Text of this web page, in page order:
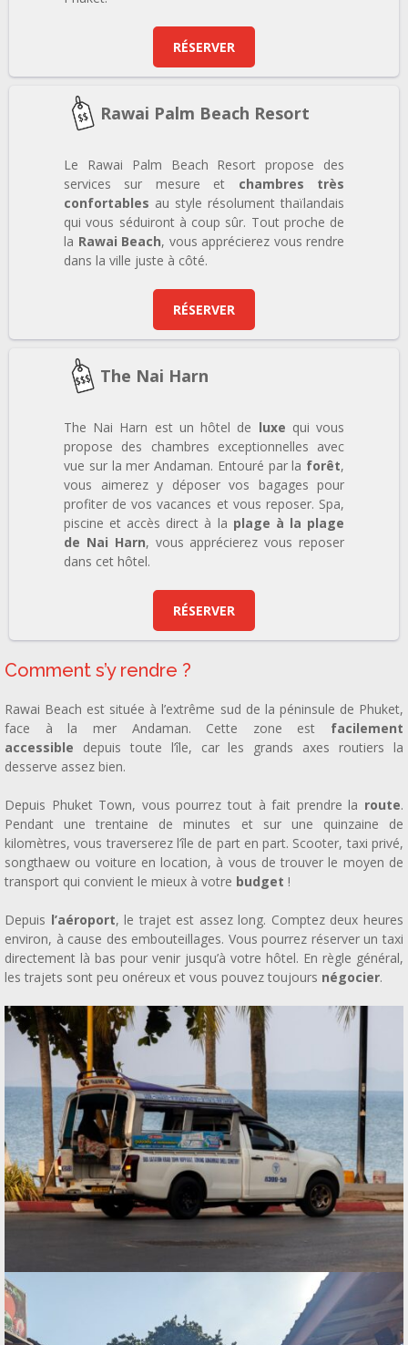
RÉSERVER
Rawai Palm Beach Resort
Le Rawai Palm Beach Resort propose des
services sur mesure et chambres très
confortables au style résolument thaïlandais
qui vous séduiront à coup sûr. Tout proche de
la Rawai Beach, vous apprécierez vous rendre
dans la ville juste à côté.
RÉSERVER
The Nai Harn
The Nai Harn est un hôtel de luxe qui vous
propose des chambres exceptionnelles avec
vue sur la mer Andaman. Entouré par la forêt,
vous aimerez y déposer vos bagages pour
profiter de vos vacances et vous reposer. Spa,
piscine et accès direct à la plage à la plage
de Nai Harn, vous apprécierez vous reposer
dans cet hôtel.
RÉSERVER
Comment s’y rendre ?
Rawai Beach est située à l’extrême sud de la péninsule de Phuket,
face à la mer Andaman. Cette zone est facilement
accessible depuis toute l’île, car les grands axes routiers la
desserve assez bien.
Depuis Phuket Town, vous pourrez tout à fait prendre la route.
Pendant une trentaine de minutes et sur une quinzaine de
kilomètres, vous traverserez l’île de part en part. Scooter, taxi privé,
songthaew ou voiture en location, à vous de trouver le moyen de
transport qui convient le mieux à votre budget !
Depuis l’aéroport, le trajet est assez long. Comptez deux heures
environ, à cause des embouteillages. Vous pourrez réserver un taxi
directement là bas pour venir jusqu’à votre hôtel. En règle général,
les trajets sont peu onéreux et vous pouvez toujours négocier.